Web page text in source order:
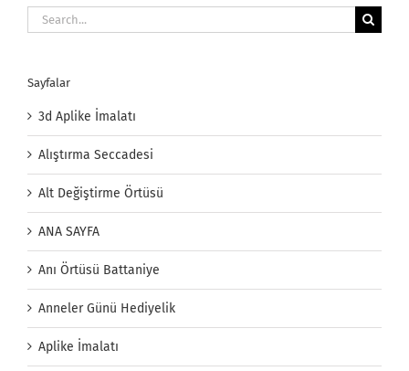
Search
for:
Sayfalar
3d Aplike İmalatı
Alıştırma Seccadesi
Alt Değiştirme Örtüsü
ANA SAYFA
Anı Örtüsü Battaniye
Anneler Günü Hediyelik
Aplike İmalatı